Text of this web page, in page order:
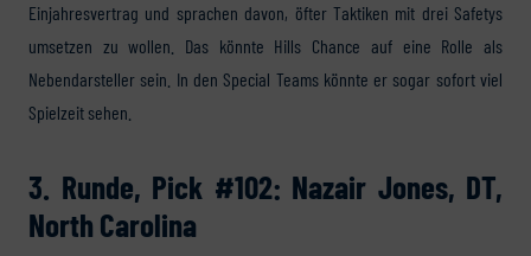
Einjahresvertrag und sprachen davon, öfter Taktiken mit drei Safetys
umsetzen zu wollen. Das könnte Hills Chance auf eine Rolle als
Nebendarsteller sein. In den Special Teams könnte er sogar sofort viel
Spielzeit sehen.
3. Runde, Pick #102: Nazair Jones, DT,
North Carolina